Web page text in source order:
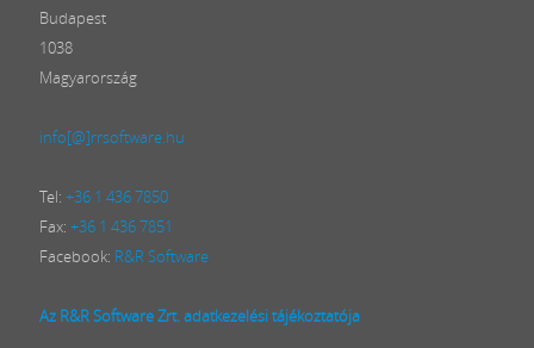
Budapest
1038
Magyarország
info[@]rrsoftware.hu
Tel: +36 1 436 7850
Fax: +36 1 436 7851
Facebook: R&R Software
Az R&R Software Zrt. adatkezelési tájékoztatója